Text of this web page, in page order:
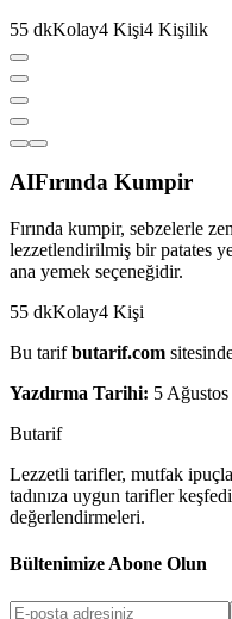
55 dkKolay4 Kişi4 Kişilik
AIFırında Kumpir
Fırında kumpir, sebzelerle
lezzetlendirilmiş bir patates
ana yemek seçeneğidir.
55 dkKolay4 Kişi
Bu tarifbutarif.com
Yazdırma Tarihi: 5
Butarif
Lezzetli tarifler, mutfak
tadınıza uygun tarifler
değerlendirmeleri.
Bültenimize Abone Olun